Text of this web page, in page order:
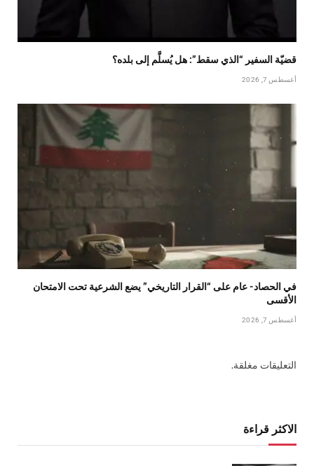
قضيّة السفير “الذي سقط”: هل يُسلَّم إلى بلده؟
أغسطس 7, 2026
في الحصاد- عام على “القرار التاريخي” يضع الشرعية تحت الامتحان
الأقسى
أغسطس 7, 2026
التعليقات مغلقة.
الاكثر قراءة